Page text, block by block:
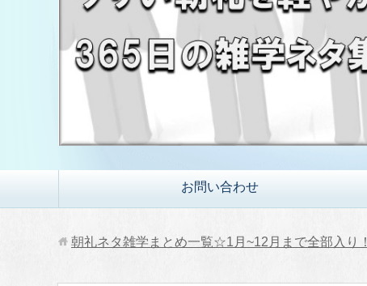
お問い合わせ
朝礼ネタ雑学まとめ一覧☆1月~12月まで全部入り！